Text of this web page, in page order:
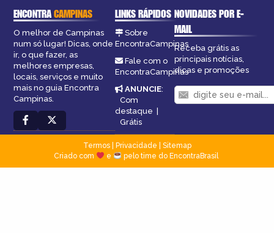
ENCONTRACAMPINAS
O melhor de Campinas
num só lugar! Dicas, onde
ir, o que fazer, as
melhores empresas,
locais, serviços e muito
mais no guia Encontra
Campinas.
LINKS RÁPIDOS
Sobre
EncontraCampinas
Fale com o
EncontraCampinas
ANUNCIE:
Com
destaque |
Grátis
NOVIDADES POR E-
MAIL
Receba grátis as
principais notícias,
dicas e promoções
Termos| Privacidade
Sitemap
Criado com
e pelo time do EncontraBrasil